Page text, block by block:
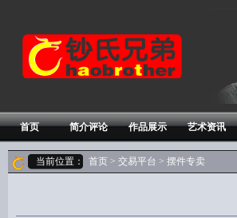
首页 简介评论 作品展示 艺术资讯
当前位置： 首页 > 交易平台 > 摆件专卖